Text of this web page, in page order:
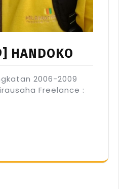
HANDOKO
2006-2009
Freelance :